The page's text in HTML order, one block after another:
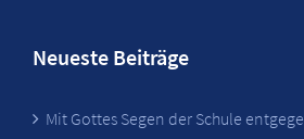
Neueste Beiträge
Mit Gottes Segen der Schule